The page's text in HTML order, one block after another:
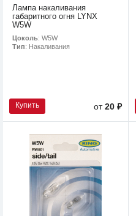
Лампа накаливания
габаритного огня LYNX
W5W
Цоколь: W5W
Тип: Накаливания
Купить от20 ₽